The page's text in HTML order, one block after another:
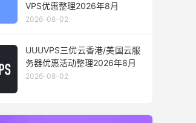
VPS优惠整理2026年8月
2026-08-02
UUUVPS三优云香港/美国云服
务器优惠活动整理2026年8月
2026-08-02